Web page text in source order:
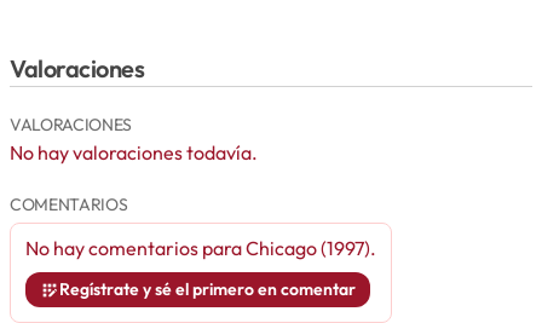
Valoraciones
VALORACIONES
No hay valoraciones todavía.
COMENTARIOS
No hay comentarios paraChicago (1997).
Regístrate y sé el primero en comentar